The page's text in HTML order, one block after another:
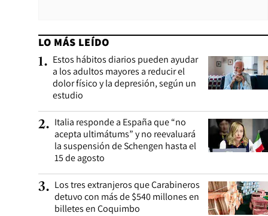
LO MÁS LEÍDO
1. Estos hábitos diarios pueden ayudar
a los adultos mayores a reducir el
dolor físico y la depresión, según un
estudio
2. Italia responde a España que “no
acepta ultimátums” y no reevaluará
la suspensión de Schengen hasta el
15 de agosto
3. Los tres extranjeros que Carabineros
detuvo con más de $540 millones en
billetes en Coquimbo